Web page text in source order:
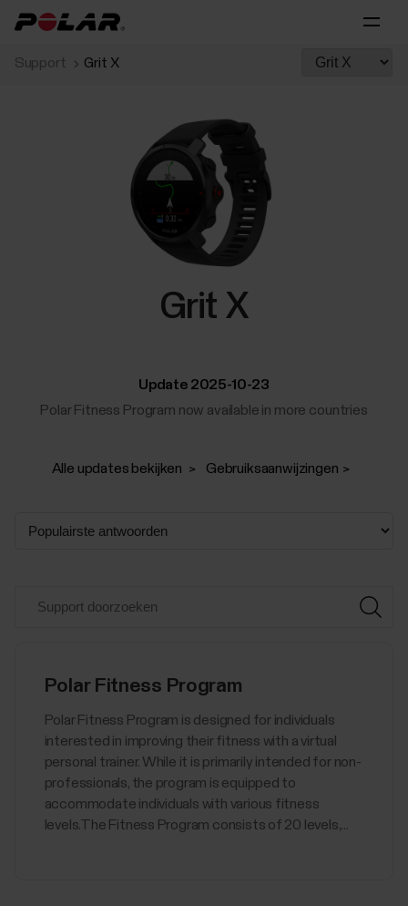
Support Grit X
Grit X
Update 2025-10-23
Polar Fitness Program now available in more countries
Alle updates bekijken Gebruiksaanwijzingen
Polar Fitness Program
Polar Fitness Program is designed for individuals
interested in improving their fitness with a virtual
personal trainer. While it is primarily intended for non-
professionals, the program is equipped to
accommodate individuals with various fitness
levels.The Fitness Program consists of 20 levels,...